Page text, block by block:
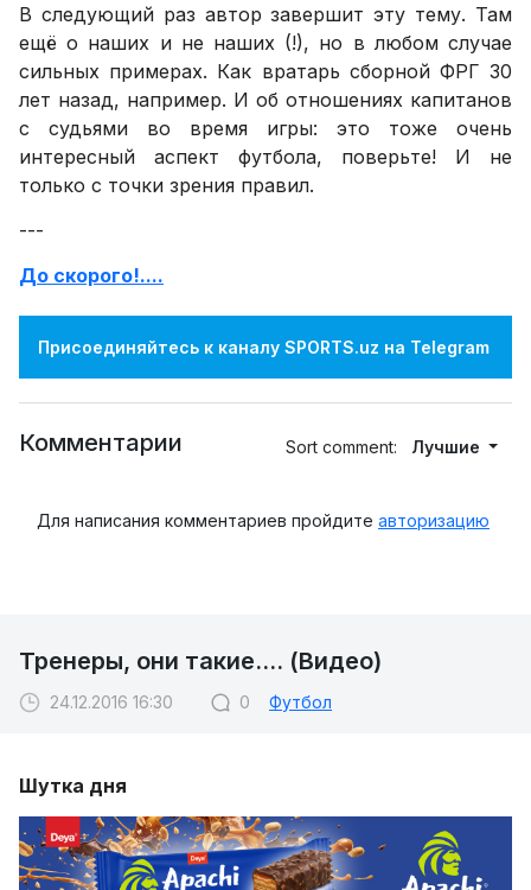
В следующий раз автор завершит эту тему. Там
ещё о наших и не наших (!), но в любом случае
сильных примерах. Как вратарь сборной ФРГ 30
лет назад, например. И об отношениях капитанов
с судьями во время игры: это тоже очень
интересный аспект футбола, поверьте! И не
только с точки зрения правил.
---
До скорого!....
Присоединяйтесь к каналу SPORTS.uz на Telegram
Комментарии Sort comment: Лучшие
Для написания комментариев пройдите авторизацию
Тренеры, они такие.... (Видео)
24.12.2016 16:30 0 Футбол
Шутка дня